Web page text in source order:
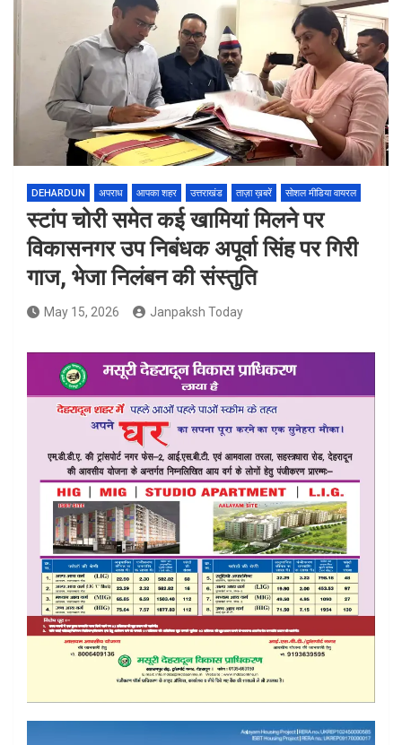
DEHARDUN अपराध आपका शहर उत्तराखंड ताज़ा ख़बरें सोशल मीडिया वायरल
स्टांप चोरी समेत कई खामियां मिलने पर
विकासनगर उप निबंधक अपूर्वा सिंह पर गिरी
गाज, भेजा निलंबन की संस्तुति
May 15, 2026 Janpaksh Today